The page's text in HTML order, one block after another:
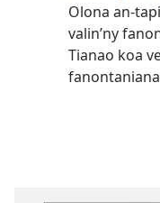
Olona an-
valin’ny
Tianao koa